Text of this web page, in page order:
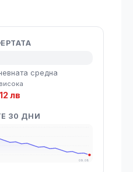
средна
лв
30 ДНИ
09.08